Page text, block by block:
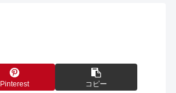
Pinterest コピー